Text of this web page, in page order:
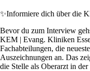
✨Informiere dich über die
Bevor du zum Interview
KEM | Evang. Kliniken
Fachabteilungen, die
Auszeichnungen an. Das
die Stelle als Oberarzt in